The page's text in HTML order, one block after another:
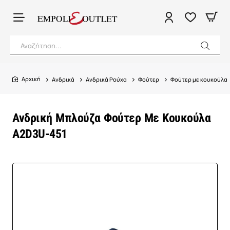
Αναζήτηση...
Ανδρική Μπλούζα Φούτερ Με Κουκούλα
A2D3U-451
home
Ανδρικά Ανδρικά Ρούχα Φούτερ Φούτερ με κουκούλα